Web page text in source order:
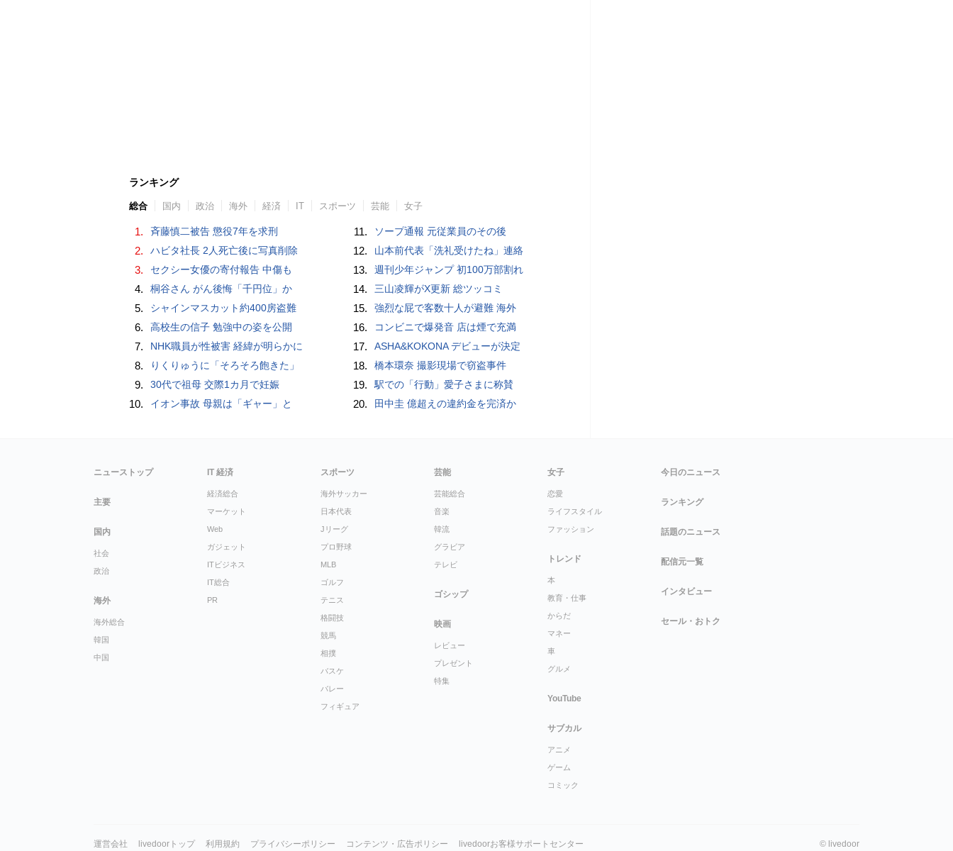
ランキング
総合 国内 政治 海外 経済 IT スポーツ 芸能 女子
1. 斉藤慎二被告 懲役7年を求刑
2. ハビタ社長 2人死亡後に写真削除
3. セクシー女優の寄付報告 中傷も
4. 桐谷さん がん後悔「千円位」か
5. シャインマスカット約400房盗難
6. 高校生の信子 勉強中の姿を公開
7. NHK職員が性被害 経緯が明らかに
8. りくりゅうに「そろそろ飽きた」
9. 30代で祖母 交際1カ月で妊娠
10. イオン事故 母親は「ギャー」と
11. ソープ通報 元従業員のその後
12. 山本前代表「洗礼受けたね」連絡
13. 週刊少年ジャンプ 初100万部割れ
14. 三山凌輝がX更新 総ツッコミ
15. 強烈な屁で客数十人が避難 海外
16. コンビニで爆発音 店は煙で充満
17. ASHA&KOKONA デビューが決定
18. 橋本環奈 撮影現場で窃盗事件
19. 駅での「行動」愛子さまに称賛
20. 田中圭 億超えの違約金を完済か
ニューストップ
主要
国内
社会
政治
海外
海外総合
韓国
中国
IT 経済
経済総合
マーケット
Web
ガジェット
ITビジネス
IT総合
PR
スポーツ
海外サッカー
日本代表
Jリーグ
プロ野球
MLB
ゴルフ
テニス
格闘技
競馬
相撲
バスケ
バレー
フィギュア
芸能
芸能総合
音楽
韓流
グラビア
テレビ
ゴシップ
映画
レビュー
プレゼント
特集
女子
恋愛
ライフスタイル
ファッション
トレンド
本
教育・仕事
からだ
マネー
車
グルメ
YouTube
サブカル
アニメ
ゲーム
コミック
今日のニュース
ランキング
話題のニュース
配信元一覧
インタビュー
セール・おトク
運営会社 livedoorトップ 利用規約 プライバシーポリシー コンテンツ・広告ポリシー livedoorお客様サポートセンター © livedoor